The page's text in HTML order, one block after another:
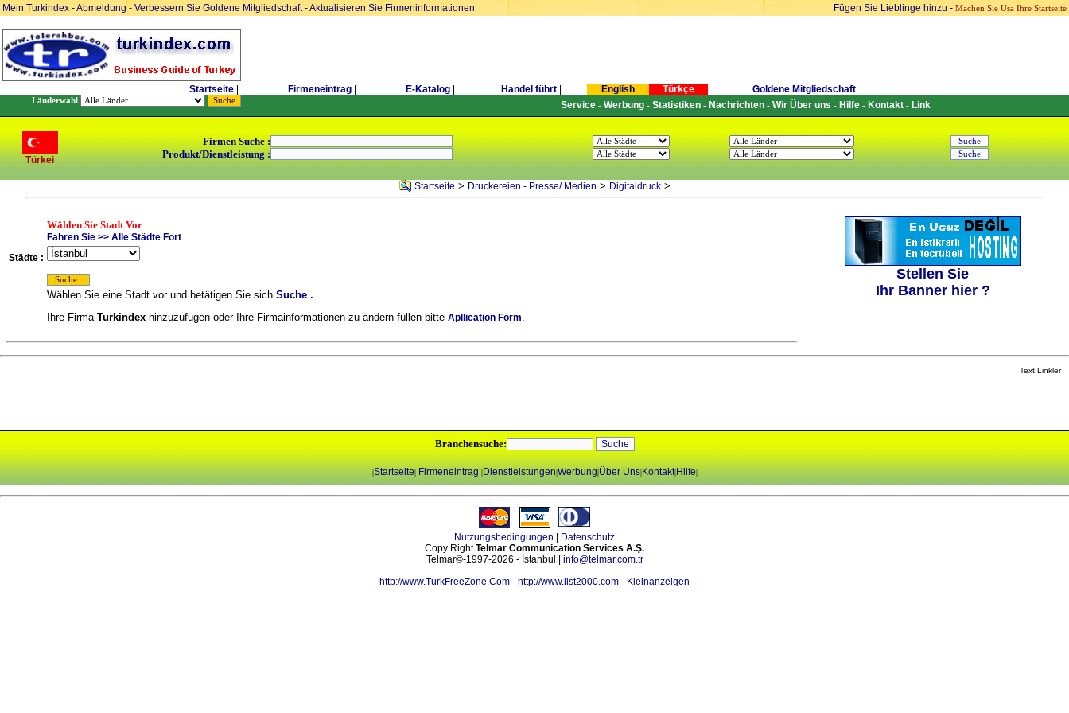
Mein Turkindex -Abmeldung- Verbessern Sie Goldene Mitgliedschaft-Aktualisieren Sie Firmeninformationen Fügen Sie Lieblinge hinzu - Machen Sie Usa Ihre Startseite
Startseite Firmeneintrag E-Katalog Handel führt English Türkçe Goldene Mitgliedschaft
Länderwahl Service- Werbung- Statistiken- Nachrichten- Wir Über uns - Hilfe- Kontakt- Link
Türkei
Firmen Suche :
Produkt/Dienstleistung :
Startseite > Druckereien - Presse/ Medien > Digitaldruck>
Wählen Sie Stadt Vor
Fahren Sie >> Alle Städte Fort
Städte :
Wählen Sie eine Stadt vor und betätigen Sie sich Suche .
Ihre Firma Turkindex hinzuzufügen oder Ihre Firmainformationen zu ändern füllen bitte Apllication Form.
Stellen Sie
Ihr Banner hier ?
Text Linkler
Branchensuche:
|Startseite| Firmeneintrag |Dienstleistungen|Werbung|Über Uns|Kontakt|Hilfe|
Nutzungsbedingungen
Datenschutz
Copy RightTelmar Communication Services A.Ş.
Telmar©-1997-2026 - İstanbul | info@telmar.com.tr
http://www.TurkFreeZone.Com - http://www.list2000.com - Kleinanzeigen